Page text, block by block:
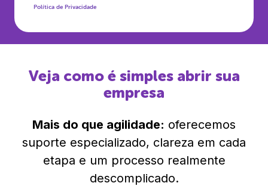
Política de Privacidade
Veja como é simples abrir sua
empresa
Mais do que agilidade: oferecemos
suporte especializado, clareza em cada
etapa e um processo realmente
descomplicado.